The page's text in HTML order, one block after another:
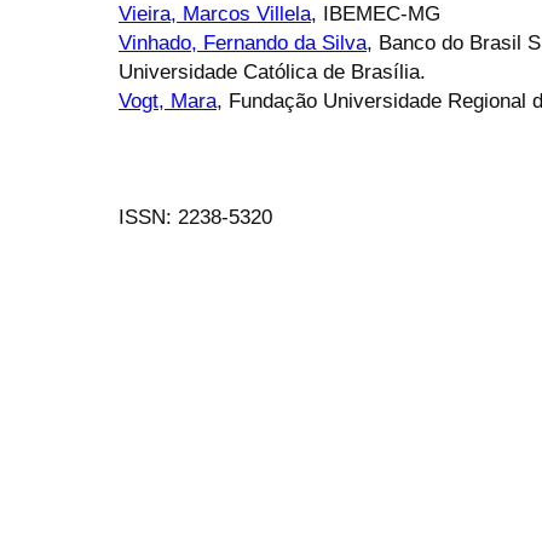
Vieira, Marcos Villela, IBEMEC-MG
Vinhado, Fernando da Silva, Banco do Brasil
Universidade Católica de Brasília.
Vogt, Mara, Fundação Universidade Regional
ISSN: 2238-5320